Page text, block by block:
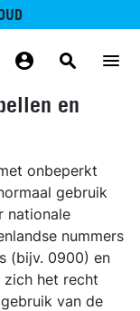
en
onbeperkt
gebruik
nationale
nummers
(bijv. 0900) en
zich het recht
van de